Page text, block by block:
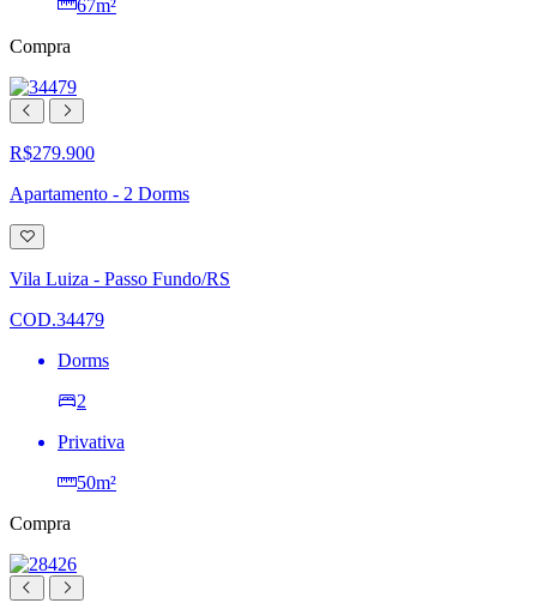
67m²
Compra
R$279.900
Apartamento - 2 Dorms
Adicionar
à
lista
de
Vila Luiza - Passo Fundo/RS
COD.34479
Dorms
2
Privativa
50m²
Compra